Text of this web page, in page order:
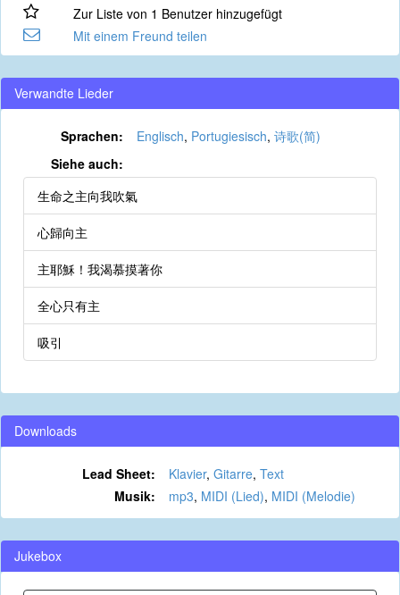
Zur Liste von 1 Benutzer hinzugefügt
Mit einem Freund teilen
Verwandte Lieder
Sprachen: Englisch, Portugiesisch, 诗歌(简)
Siehe auch:
生命之主向我吹氣
心歸向主
主耶穌！我渴慕摸著你
全心只有主
吸引
Downloads
Lead Sheet: Klavier, Gitarre, Text
Musik:
mp3, MIDI (Lied), MIDI (Melodie)
Jukebox